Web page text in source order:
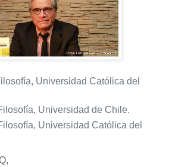
Universidad Católica del
Universidad de Chile.
Universidad Católica del